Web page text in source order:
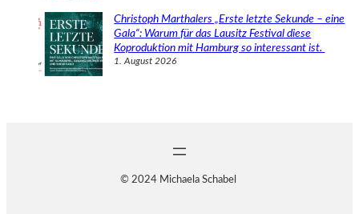
Christoph Marthalers „Erste letzte Sekunde – eine
Gala“: Warum für das Lausitz Festival diese
Koproduktion mit Hamburg so interessant ist.
1. August 2026
© 2024 Michaela Schabel